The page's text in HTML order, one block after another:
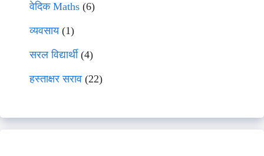
वेदिक Maths (6)
व्यवसाय(1)
सरल विद्यार्थी(4)
हस्ताक्षर सराव (22)